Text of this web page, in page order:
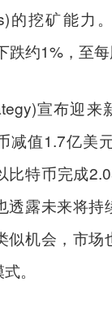
的挖矿能力
约1%，至每
宣布迎来
减值1.7亿美
比特币完成
透露未来将持
似机会，市场
。